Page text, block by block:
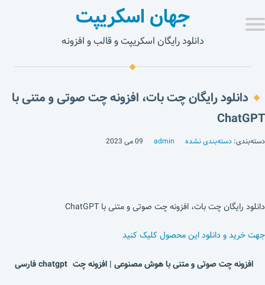
جهان اسکریپت
دانلود رایگان اسکریپت و قالب و افزونه
دانلود رایگان چت بات، افزونه چت صوتی و متنی با
ChatGPT
دسته‌بندی: دسته‌بندی نشده admin 09 می 2023
دانلود رایگان چت بات، افزونه چت صوتی و متنی با ChatGPT
جهت خرید و دانلود این محصول کلیک کنید
افزونه چت صوتی و متنی با هوش مصنوعی | افزونه چت chatgpt فارسی